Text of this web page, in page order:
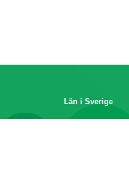
Län i Sverige